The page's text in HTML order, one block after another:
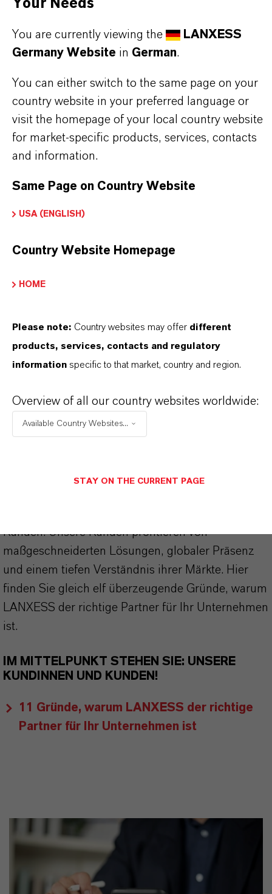
Duftstoffformulierungen – geeignet für
Mischungen, die eine saubere, frische,
maiglöckcheninspirierte Note erfordern
PRODUKTINFORMATIONEN
Lilestralis®
(CAS-Register Nummer)
DARUMLANXESS!
Als führendes Spezialchemieunternehmen bieten
stehen für Zuverlässigkeit, Innovationskraft und
Kunden. Unsere Kunden profitieren von
maßgeschneiderten Lösungen, globaler Präsenz
und einem tiefen Verständnis ihrer Märkte. Hier
finden Sie gleich elf überzeugende Gründe, warum
LANXESS der richtige Partner für Ihr Unternehmen
ist.
IM MITTELPUNKT STEHEN SIE: UNSERE
KUNDINNEN UND KUNDEN!
11 Gründe, warum LANXESS der richtige
Partner für Ihr Unternehmen ist
Your Needs
You are currently viewing the
LANXESS
Germany Website in German.
You can either switch to the same page on your
country website in your preferred language or
visit the homepage of your local country website
for market-specific products, services, contacts
and information.
Same Page on Country Website
USA (ENGLISH)
Country Website Homepage
HOME
Please note: Country websites may offer different
products, services, contacts and regulatory
information specific to that market, country and region.
Overview of all our country websites worldwide:
Available Country Websites...
STAY ON THE CURRENT PAGE